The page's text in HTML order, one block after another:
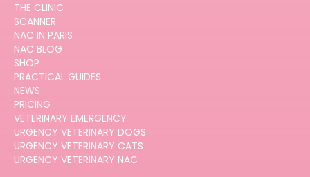
THE CLINIC
SCANNER
NAC IN PARIS
NAC BLOG
SHOP
PRACTICAL GUIDES
NEWS
PRICING
VETERINARY EMERGENCY
URGENCY VETERINARY DOGS
URGENCY VETERINARY CATS
URGENCY VETERINARY NAC